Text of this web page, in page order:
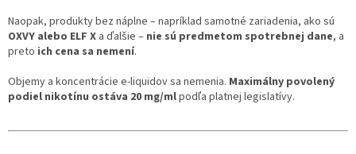
Naopak, produkty bez náplne – napríklad samotné zariadenia, ako sú
OXVY alebo ELF X a ďalšie – nie sú predmetom spotrebnej dane, a
preto ich cena sa nemení.
Objemy a koncentrácie e-liquidov sa nemenia. Maximálny povolený
podiel nikotínu ostáva 20 mg/mlpodľa platnej legislatívy.